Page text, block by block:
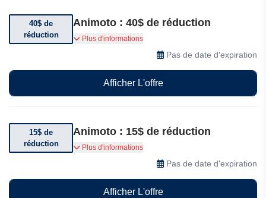
40$ de
réduction
Animoto : 40$ de réduction
Bénéficiez jusqu’à 40$ de réduction par mois sur
l’abonnement Professionnel Plus
Plus d'informations
Pas de date d'expiration
Afficher L'offre
15$ de
réduction
Animoto : 15$ de réduction
Bénéficiez jusqu’à 15$ de réduction par mois sur
l’abonnement Professionnel
Plus d'informations
Pas de date d'expiration
Afficher L'offre